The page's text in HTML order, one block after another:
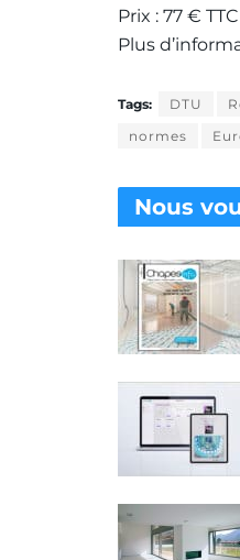
Prix : 77 € TTC
Plus
Tags: DTU
normes
Nous